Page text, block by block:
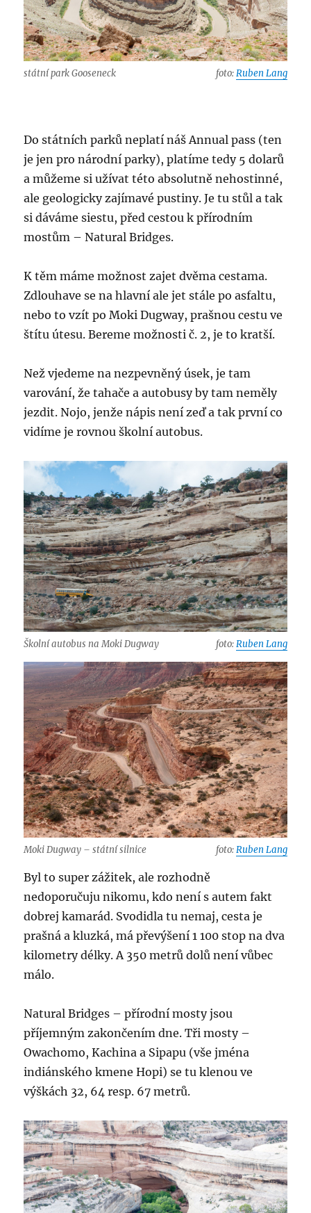
státní park Gooseneck foto:Ruben Lang
Do státních parků neplatí náš Annual pass (ten
je jen pro národní parky), platíme tedy 5 dolarů
a můžeme si užívat této absolutně nehostinné,
ale geologicky zajímavé pustiny. Je tu stůl a tak
si dáváme siestu, před cestou k přírodním
mostům – Natural Bridges.
K těm máme možnost zajet dvěma cestama.
Zdlouhave se na hlavní ale jet stále po asfaltu,
nebo to vzít po Moki Dugway, prašnou cestu ve
štítu útesu. Bereme možnosti č. 2, je to kratší.
Než vjedeme na nezpevněný úsek, je tam
varování, že tahače a autobusy by tam neměly
jezdit. Nojo, jenže nápis není zeď a tak první co
vidíme je rovnou školní autobus.
Školní autobus na Moki Dugway foto:Ruben Lang
Moki Dugway – státní silnice foto:Ruben Lang
Byl to super zážitek, ale rozhodně
nedoporučuju nikomu, kdo není s autem fakt
dobrej kamarád. Svodidla tu nemaj, cesta je
prašná a kluzká, má převýšení 1 100 stop na dva
kilometry délky. A 350 metrů dolů není vůbec
málo.
Natural Bridges – přírodní mosty jsou
příjemným zakončením dne. Tři mosty –
Owachomo, Kachina a Sipapu (vše jména
indiánského kmene Hopi) se tu klenou ve
výškách 32, 64 resp. 67 metrů.